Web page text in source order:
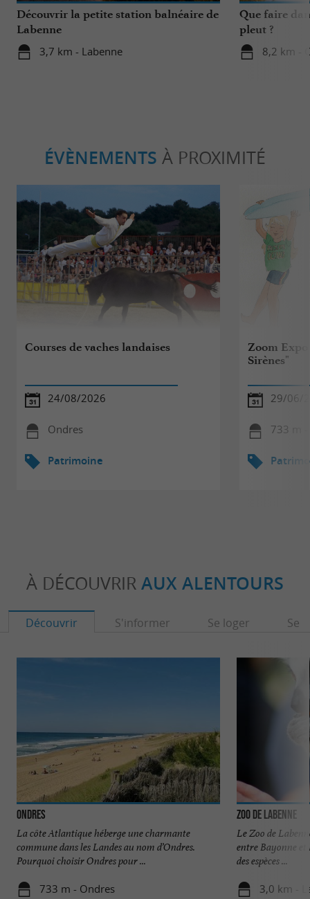
Découvrir la petite station balnéaire de
Labenne
3,7 km - Labenne
Que faire
pleut ?
8,2 km -
ÉVÈNEMENTS À PROXIMITÉ
Courses de vaches landaises
24/08/2026
Ondres
Patrimoine
Zoom Expo
Sirènes"
29/06/
733 m
À DÉCOUVRIR AUX ALENTOURS
Découvrir S'informer Se loger Se
Ondres
La côte Atlantique héberge une charmante
commune dans les Landes au nom d’Ondres.
Pourquoi choisir Ondres pour ...
733 m - Ondres
Zoo de Labenne
Le Zoo de
entre Bayonne et
des espèces ...
3,0 km -